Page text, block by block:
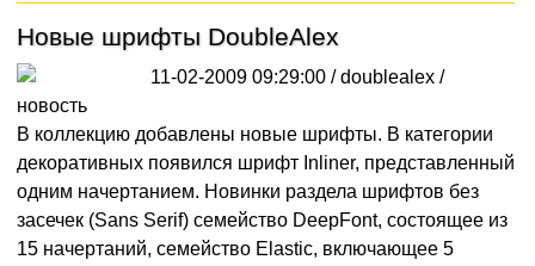
Новые шрифты DoubleAlex
11-02-2009 09:29:00 / doublealex /
новость
В коллекцию добавлены новые шрифты. В категории
декоративных появился шрифт Inliner, представленный
одним начертанием. Новинки раздела шрифтов без
засечек (Sans Serif) семейство DeepFont, состоящее из
15 начертаний, семейство Elastic, включающее 5